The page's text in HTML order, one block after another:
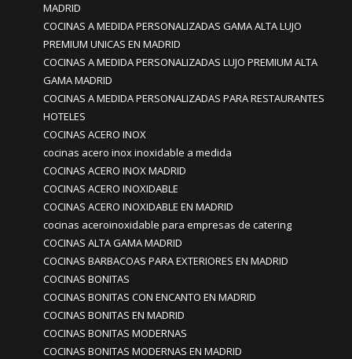
MADRID
COCINAS A MEDIDA PERSONALIZADAS GAMA ALTA LUJO
PREMIUM UNICAS EN MADRID
COCINAS A MEDIDA PERSONALIZADAS LUJO PREMIUM ALTA
GAMA MADRID
COCINAS A MEDIDA PERSONALIZADAS PARA RESTAURANTES
HOTELES
COCINAS ACERO INOX
cocinas acero inox inoxidable a medida
COCINAS ACERO INOX MADRID
COCINAS ACERO INOXIDABLE
COCINAS ACERO INOXIDABLE EN MADRID
cocinas aceroinoxidable para empresas de catering
COCINAS ALTA GAMA MADRID
COCINAS BARBACOAS PARA EXTERIORES EN MADRID
COCINAS BONITAS
COCINAS BONITAS CON ENCANTO EN MADRID
COCINAS BONITAS EN MADRID
COCINAS BONITAS MODERNAS
COCINAS BONITAS MODERNAS EN MADRID